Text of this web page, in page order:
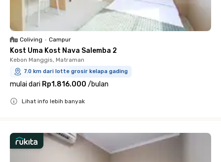
Coliving • Campur
Kost Uma Kost Nava Salemba 2
Kebon Manggis, Matraman
7.0 km dari lotte grosir kelapa gading
mulai dari Rp1.816.000 /bulan
Lihat info lebih banyak